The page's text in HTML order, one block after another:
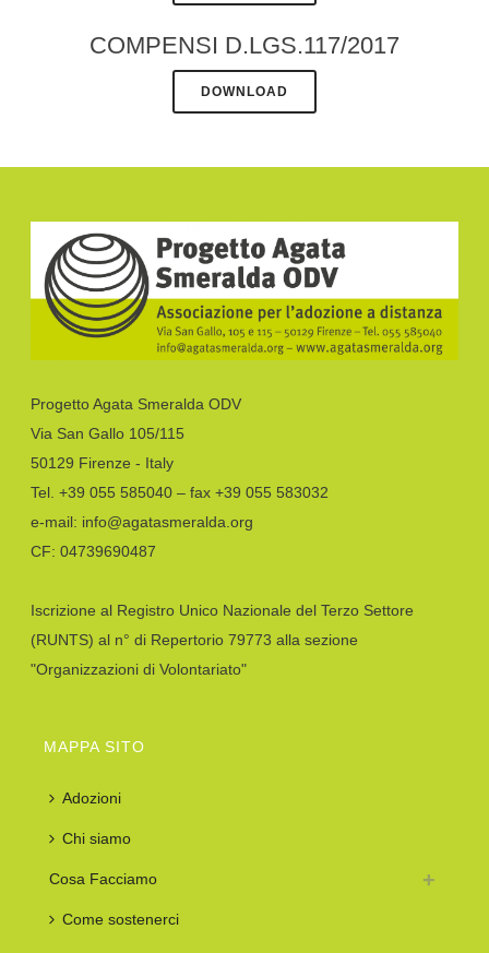
COMPENSI D.LGS.117/2017
DOWNLOAD
Progetto Agata Smeralda ODV
Via San Gallo 105/115
50129 Firenze - Italy
Tel. +39 055 585040 – fax +39 055 583032
e-mail: info@agatasmeralda.org
CF: 04739690487
Iscrizione al Registro Unico Nazionale del Terzo Settore
(RUNTS) al n° di Repertorio 79773 alla sezione
"Organizzazioni di Volontariato"
MAPPA SITO
Adozioni
Chi siamo
Cosa Facciamo
Come sostenerci